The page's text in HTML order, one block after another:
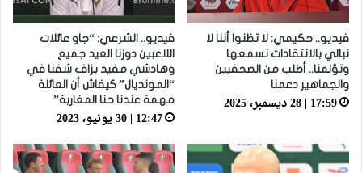
فيديو.. حكيمي: لا تظنوا أننا لا
نبالي بالانتقادات نسمعها
وتؤلمنا.. أطلب من الصحفيين
والجماهير دعمنا
17:59 | 28 ديسمبر، 2025
فيديو.. الشرعي: “جاو عائلات
اللاعبين دوزنا العيد جميع
وهادشي مفيد بزاف شفنا في
“المونديال” كيفاش أن العائلة
مهمة عندنا حنا المغاربة”
12:47 | 30 يونيو، 2023